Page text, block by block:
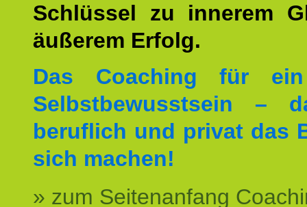
Schlüssel zu innerem
äußerem Erfolg.
Das Coaching für
Selbstbewusstsein –
beruflich und privat das
sich machen!
» zum Seitenanfang